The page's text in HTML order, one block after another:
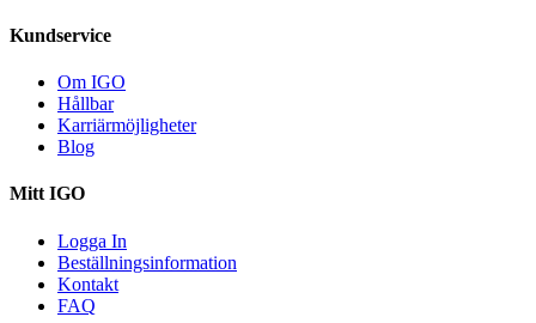
Kundservice
Om IGO
Hållbar
Karriärmöjligheter
Blog
Mitt IGO
Logga In
Beställningsinformation
Kontakt
FAQ